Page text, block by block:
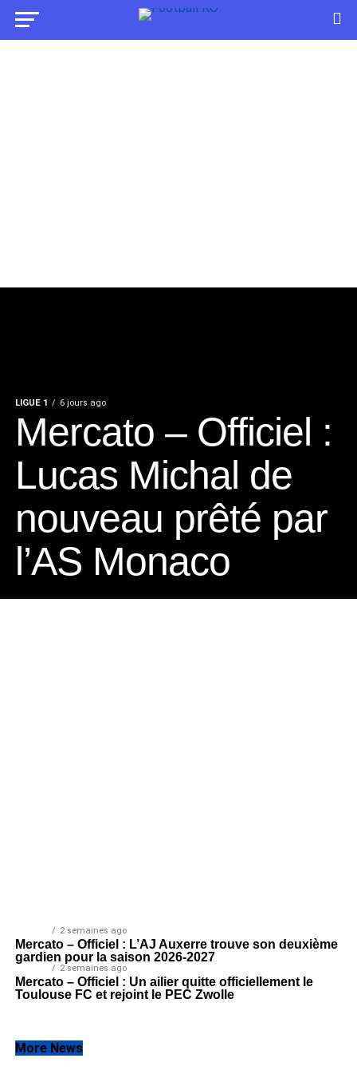
LIGUE 1 6 jours ago
Mercato – Officiel :
Lucas Michal de
nouveau prêté par
l’AS Monaco
2 semaines ago
Mercato – Officiel : L’AJ Auxerre trouve son deuxième
gardien pour la saison 2026-2027
2 semaines ago
Mercato – Officiel : Un ailier quitte officiellement le
Toulouse FC et rejoint le PEC Zwolle
More News